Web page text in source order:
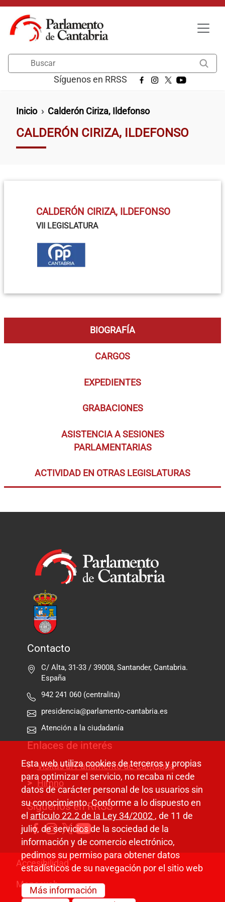
Pasar al contenido principal
Síguenos en RRSS
Ruta de navegación
Inicio Calderón Ciriza, Ildefonso
CALDERÓN CIRIZA, ILDEFONSO
CALDERÓN CIRIZA, ILDEFONSO
VII LEGISLATURA
BIOGRAFÍA
CARGOS
EXPEDIENTES
GRABACIONES
ASISTENCIA A SESIONES
PARLAMENTARIAS
ACTIVIDAD EN OTRAS LEGISLATURAS
Contacto
C/ Alta, 31-33 / 39008, Santander, Cantabria.
España
942 241 060 (centralita)
presidencia@parlamento-cantabria.es
Atención a la ciudadanía
Enlaces de interés
Visitas al Parlamento de Cantabria
Himno
Síguenos en RRSS
Pie de página
Accesibilidad
Mapa web
Esta web utiliza cookies de terceros y propias
para optimizar el servicio, no recaba ni cede
datos de carácter personal de los usuarios sin
su conocimiento. Conforme a lo dispuesto en
el artículo 22.2 de la Ley 34/2002 , de 11 de
julio, de servicios de la sociedad de la
información y de comercio electrónico,
pedimos su permiso para obtener datos
estadísticos de su navegación por el sitio web
Más información